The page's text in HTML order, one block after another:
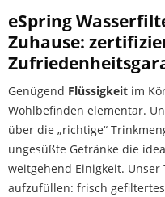
eSpring
Zuhause:
Genügend Flüssigkeit im
Wohlbefinden elementar.
über die „richtige“
ungesüßte Getränke die
weitgehend Einigkeit. Unser
aufzufüllen: frisch